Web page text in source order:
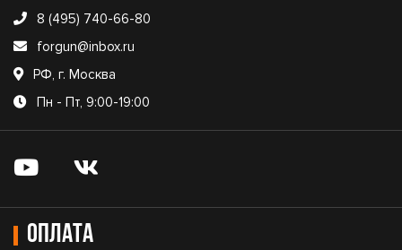
8 (495) 740-66-80
forgun@inbox.ru
РФ, г. Москва
Пн - Пт, 9:00-19:00
Оплата